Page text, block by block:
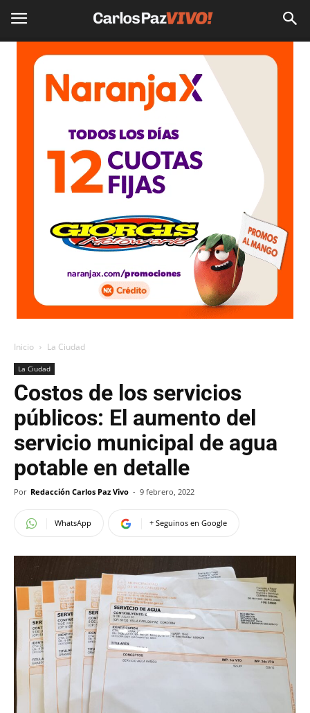
Inicio La Ciudad
La Ciudad
Costos de los servicios
públicos: El aumento del
servicio municipal de agua
potable en detalle
Por Redacción Carlos Paz Vivo - 9 febrero, 2022
WhatsApp + Seguinos en Google